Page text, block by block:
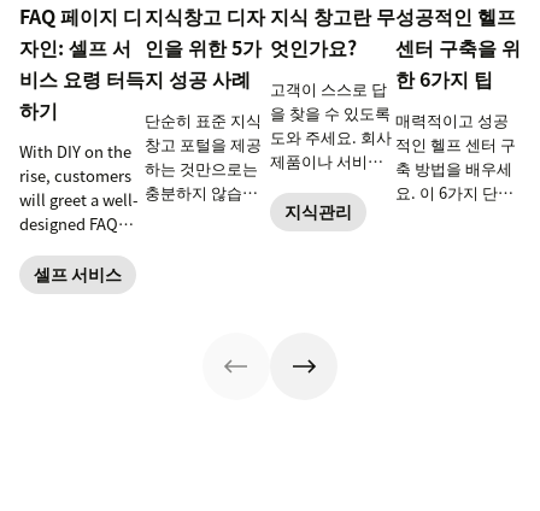
FAQ 페이지 디
자인: 셀프 서
비스 요령 터득
하기
With DIY on the
rise, customers
will greet a well-
designed FAQ
tool—and a
welcome relief.
셀프 서비스
지식창고 디자
인을 위한 5가
지 성공 사례
단순히 표준 지식
창고 포털을 제공
하는 것만으로는
충분하지 않습니
우며, 단순합니다.
지식 창고란 무
엇인가요?
고객이 스스로 답
을 찾을 수 있도록
도와 주세요. 회사
제품이나 서비스
보 라이브러리인
지식 창고와 함께
지식관리
성공적인 헬프
센터 구축을 위
한 6가지 팁
매력적이고 성공
적인 헬프 센터 구
축 방법을 배우세
요. 이 6가지 단계